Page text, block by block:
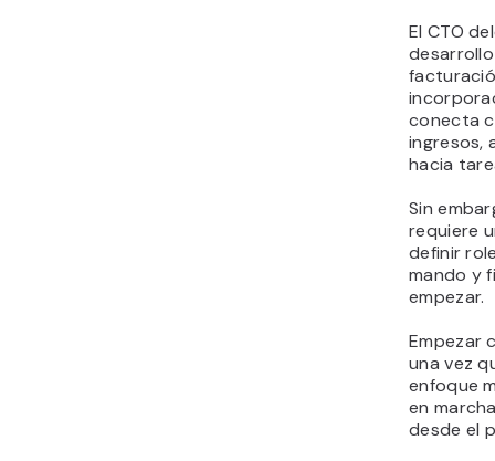
El CTO
conecta
ingresos,
hacia
Sin
requiere
definir
mando y
empezar.
Empezar
una vez
enfoque
en
desde el